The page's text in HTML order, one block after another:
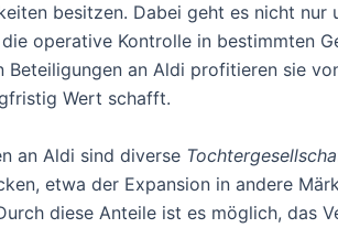
besitzen. Dabei geht es nicht nur
operative Kontrolle in bestimmten
Beteiligungen an Aldi profitieren sie
Wert schafft.
an Aldi sind diverse
etwa der Expansion in andere
diese Anteile ist es möglich, das